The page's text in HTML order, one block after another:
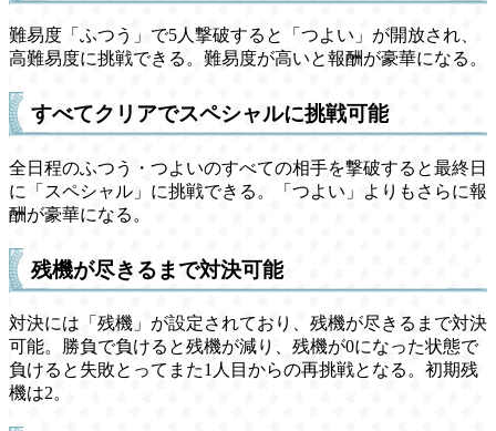
難易度「ふつう」で5人撃破すると「つよい」が開放され、
高難易度に挑戦できる。難易度が高いと報酬が豪華になる。
すべてクリアでスペシャルに挑戦可能
全日程のふつう・つよいのすべての相手を撃破すると最終日
に「スペシャル」に挑戦できる。「つよい」よりもさらに報
酬が豪華になる。
残機が尽きるまで対決可能
対決には「残機」が設定されており、残機が尽きるまで対決
可能。勝負で負けると残機が減り、残機が0になった状態で
負けると失敗とってまた1人目からの再挑戦となる。初期残
機は2。